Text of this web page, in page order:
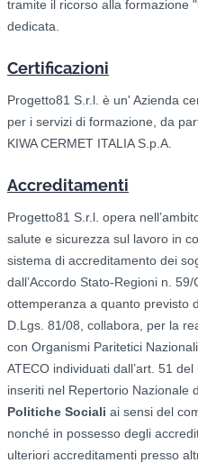
tramite il ricorso alla formazione
dedicata.
Certificazioni
Progetto81 S.r.l. è un' Azienda
per i servizi di formazione, da
KIWA CERMET ITALIA S.p.A.
Accreditamenti
Progetto81 S.r.l. opera
salute e sicurezza sul lavoro in
sistema di accreditamento dei
dall’Accordo Stato-Regioni n.
ottemperanza a quanto previsto
D.Lgs. 81/08, collabora, per la
con Organismi Paritetici
ATECO individuati dall’art. 51
inseriti nel Repertorio Nazionale
Politiche Sociali ai sensi del
nonché in possesso degli
ulteriori accreditamenti presso